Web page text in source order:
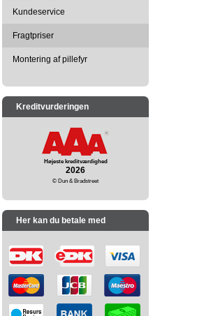
Kundeservice
Fragtpriser
Montering af pillefyr
Kreditvurderingen
Højeste kreditværdighed
2026
© Dun & Bradstreet
Her kan du betale med